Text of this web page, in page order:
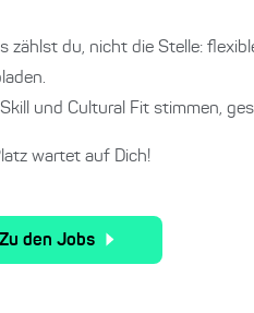
zählst du, nicht die Stelle:
und Cultural Fit stimmen,
wartet auf Dich!
Zu den Jobs